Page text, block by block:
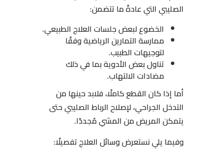
الصليبي التي عادةً ما تتضمن:
الخضوع لبعض جلسات العلاج الطبيعي.
ممارسة التمارين الرياضية وفقًا
لتوجيهات الطبيب.
تناول بعض الأدوية بما في ذلك
مضادات الالتهاب.
أما إذا كان القطع كاملًا، فلابد حينها من
التدخل الجراحي، لإصلاح الرباط الصليبي حتى
يتمكن المريض من المشي مُجددًا.
وفيما يلي نستعرض وسائل العلاج تفصيلًا: